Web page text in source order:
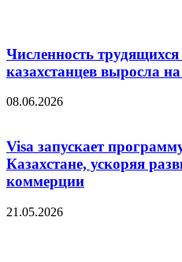
Численность
казахстанцев выросла
08.06.2026
Visa запускает
Казахстане, ускоряя
коммерции
21.05.2026